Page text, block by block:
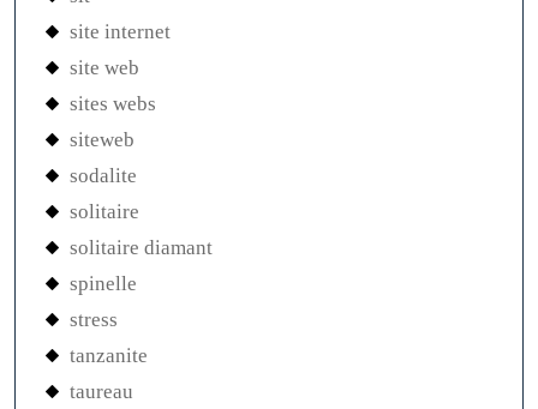
site internet
site web
sites webs
siteweb
sodalite
solitaire
solitaire diamant
spinelle
stress
tanzanite
taureau